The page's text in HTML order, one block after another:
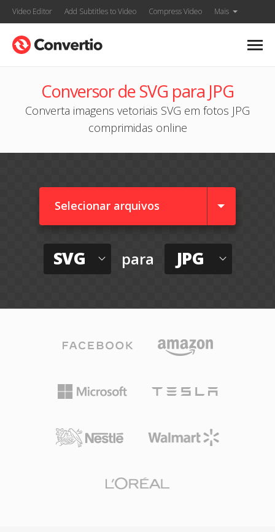
Video Editor Add Subtitles to Video Compress Video Mais
Conversor de SVG para JPG
Converta imagens vetoriais SVG em fotos JPG
comprimidas online
Selecionar arquivos
SVG para JPG